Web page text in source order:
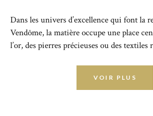
Dans les univers d’excellence qui font la
Vendôme, la matière occupe une place
l’or, des pierres précieuses ou des textiles
VOIR PLUS